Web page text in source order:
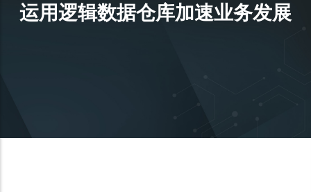
运用逻辑数据仓库加速业务发展